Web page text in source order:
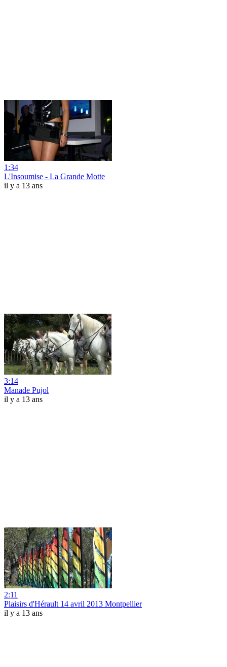
1:34
L'Insoumise - La Grande Motte
il y a 13 ans
3:14
Manade Pujol
il y a 13 ans
2:11
Plaisirs d'Hérault 14 avril 2013 Montpellier
il y a 13 ans